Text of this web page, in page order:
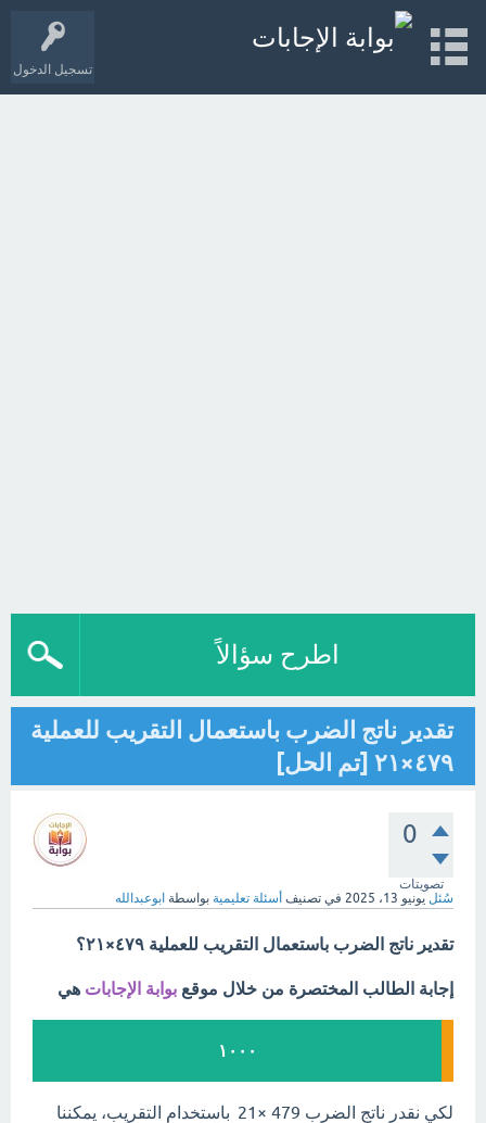
تسجيل الدخول
اطرح سؤالاً
تقدير ناتج الضرب باستعمال التقريب للعملية
٤٧٩×٢١ [تم الحل]
0
تصويتات
سُئل يونيو 13، 2025 في تصنيف أسئلة تعليمية بواسطة ابوعبدالله
تقدير ناتج الضرب باستعمال التقريب للعملية ٤٧٩×٢١؟
إجابة الطالب المختصرة من خلال موقع بوابة الإجابات هي
١٠٠٠
لكي نقدر ناتج الضرب 479
×
21 باستخدام التقريب، يمكننا